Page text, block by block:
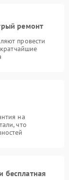
ремонт
провести
на
что
бесплатная